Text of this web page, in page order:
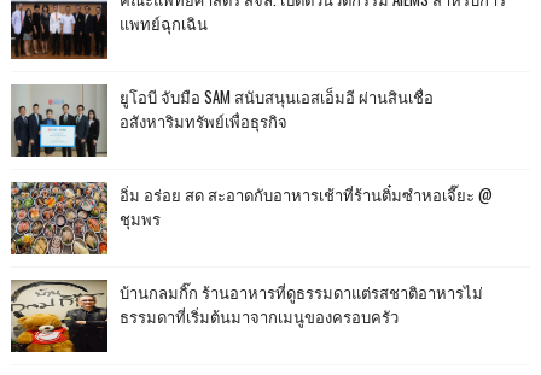
แพทย์ฉุกเฉิน
ยูโอบี จับมือ SAM สนับสนุนเอสเอ็มอี ผ่านสินเชื่อ
อสังหาริมทรัพย์เพื่อธุรกิจ
อิ่ม อร่อย สด สะอาดกับอาหารเช้าที่ร้านติ๋มซำหอเจี๊ยะ @
ชุมพร
บ้านกลมกิ๊ก ร้านอาหารที่ดูธรรมดาแต่รสชาติอาหารไม่
ธรรมดาที่เริ่มต้นมาจากเมนูของครอบครัว